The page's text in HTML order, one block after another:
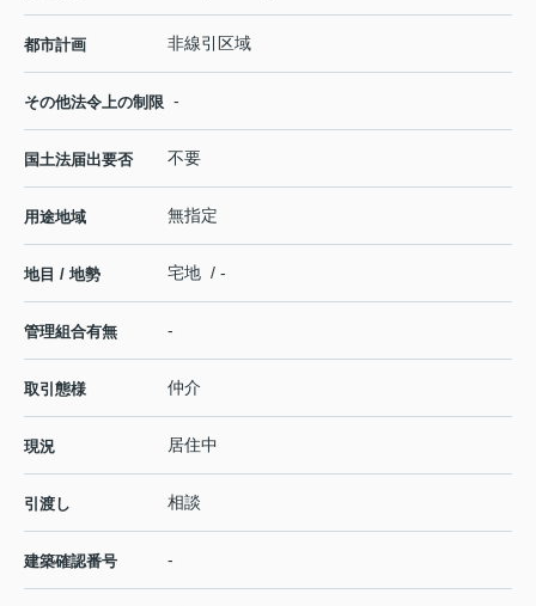
都市計画 非線引区域
その他法令上の制限 -
国土法届出要否 不要
用途地域 無指定
地目 / 地勢 宅地 / -
管理組合有無 -
取引態様 仲介
現況 居住中
引渡し 相談
建築確認番号 -